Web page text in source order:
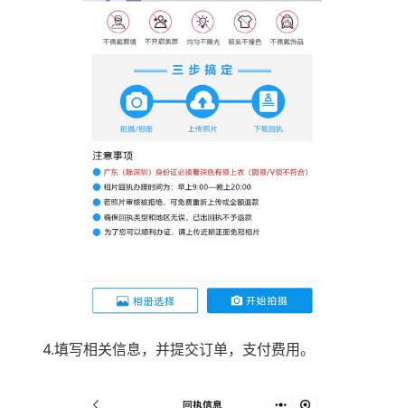
4.填写相关信息，并提交订单，支付费用。